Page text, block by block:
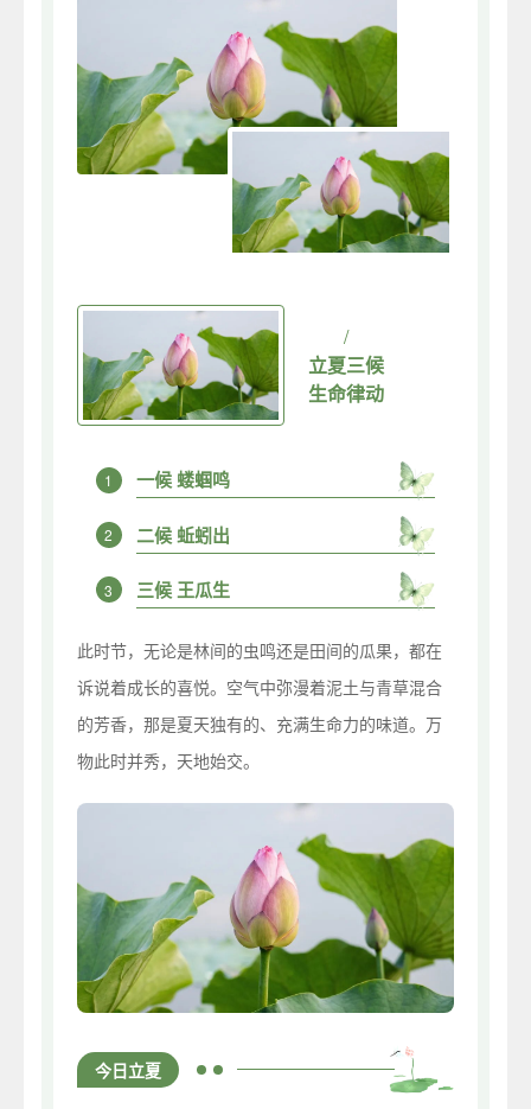
/
立夏三候
生命律动
1 一候 蝼蝈鸣
2 二候 蚯蚓出
3 三候 王瓜生
此时节，无论是林间的虫鸣还是田间的瓜果，都在
诉说着成长的喜悦。空气中弥漫着泥土与青草混合
的芳香，那是夏天独有的、充满生命力的味道。万
物此时并秀，天地始交。
今日立夏